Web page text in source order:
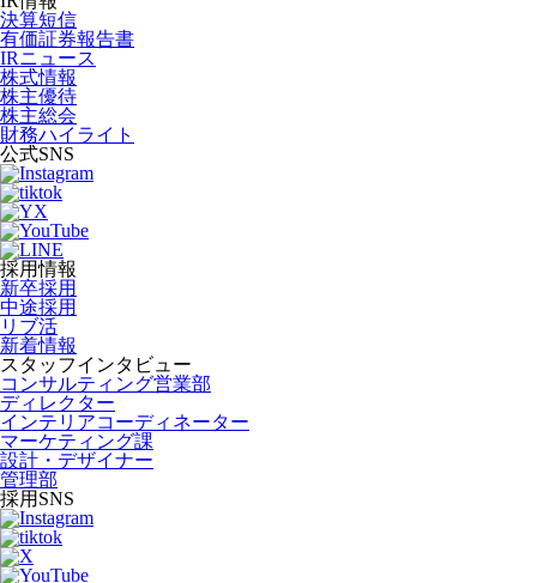
決算短信
有価証券報告書
IRニュース
株式情報
株主優待
株主総会
財務ハイライト
公式SNS
採用情報
新卒採用
中途採用
リブ活
新着情報
スタッフインタビュー
コンサルティング営業部
ディレクター
インテリアコーディネーター
マーケティング課
設計・デザイナー
管理部
採用SNS